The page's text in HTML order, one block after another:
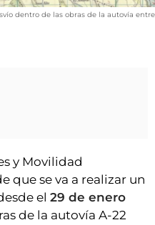
MILITANTE
dentro de las obras de la autovía entre
y Movilidad
que se va a realizar un
el 29 de enero
de la autovía A-22